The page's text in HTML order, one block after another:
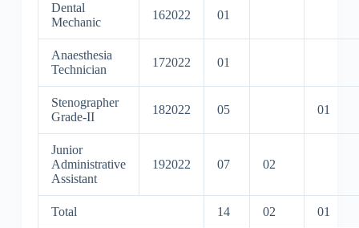
Dental
Mechanic
162022 01
Anaesthesia
Technician
172022 01
Stenographer
Grade-II
182022 05 01
Junior
Administrative
Assistant
192022 07 02
Total 14 02
01